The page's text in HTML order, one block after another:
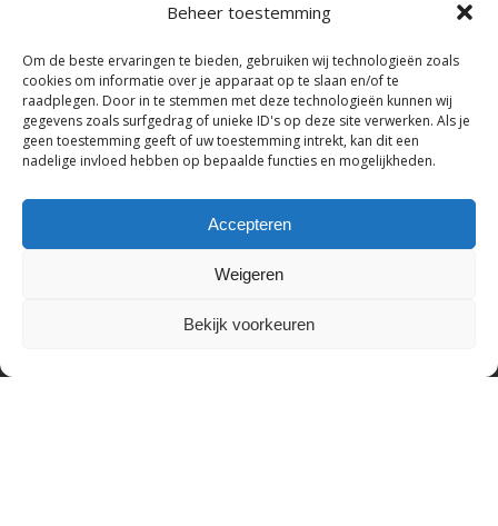
Beheer toestemming
Om de beste ervaringen te bieden, gebruiken wij technologieën zoals
cookies om informatie over je apparaat op te slaan en/of te
raadplegen. Door in te stemmen met deze technologieën kunnen wij
gegevens zoals surfgedrag of unieke ID's op deze site verwerken. Als je
geen toestemming geeft of uw toestemming intrekt, kan dit een
nadelige invloed hebben op bepaalde functies en mogelijkheden.
Accepteren
Weigeren
Bekijk voorkeuren
Subtotaal: €0,00
9.7 / 10 34 reviews
Erik Schuffel Slaapcomfort B.V.
Kanaalstraat 16, 2161 JL Lisse, Nederland
E-mail: info@erikschuffel.nl